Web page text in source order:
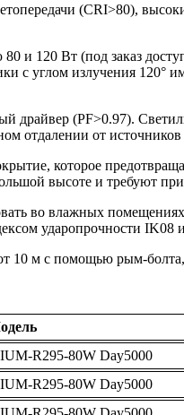
(CRI>80),
и 120 Вт (под заказ
с углом излучения
драйвер (PF>0.97).
отдалении от источников
которое
высоте и требуют
во влажных
ударопрочности IK08
10 м с помощью рым-
R295-80W Day5000
R295-80W Day5000